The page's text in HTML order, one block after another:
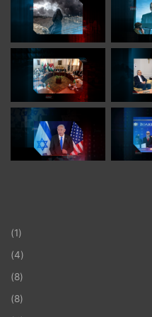
الغربية، وهذا مرتبطاً
قطاع غزة، لأن نتنياهو
خصوصاً في العلاقة مع
الغربية يحقق تطلعاتهم
من تلك الضغوط السياسية
وقف إطلاق النار في غزة،
مقترح تهجير سكان قطاع
مجرد إقتراح أمريكي،
فقد ذهب الجيش
في الضفة الغربية
مجرد عملية عسكرية
في الجيش الإسرائيلي
العبري، حيث يتم
(1)
(4)
(8)
(8)